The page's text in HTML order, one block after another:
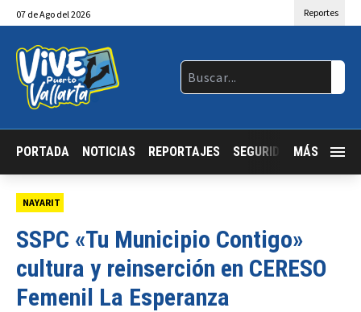
07 deAgo del 2026 Reportes
PORTADA NOTICIAS REPORTAJES SEGURIDAD JALISCO
MÁS
NAYARIT
SSPC «Tu Municipio Contigo»
cultura y reinserción en CERESO
Femenil La Esperanza